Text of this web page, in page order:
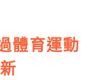
體育運動